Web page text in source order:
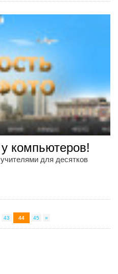
компьютеров!
для десятков
43 44 45 »